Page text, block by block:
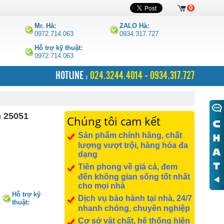
Mr. Hà:
0972.714.063
ZALO Hà:
0934.317.727
Hỗ trợ kỹ thuật:
0972.714.063
HOTLINE : 024.3244.4014 - 0934.317.727
25051
Hỗ trợ kỹ
thuật:
Chúng tôi cam kết
Sản phẩm chính hãng, chất
lượng vượt trội, hàng hóa đa
dạng
Tiên phong về giá cả, đem
đến không gian sống tốt nhất
cho mọi nhà
Dịch vụ bảo hành tại nhà, 24/7
nhanh chóng, chuyên nghiệp
Cơ sở vật chất, hệ thống hiện
0